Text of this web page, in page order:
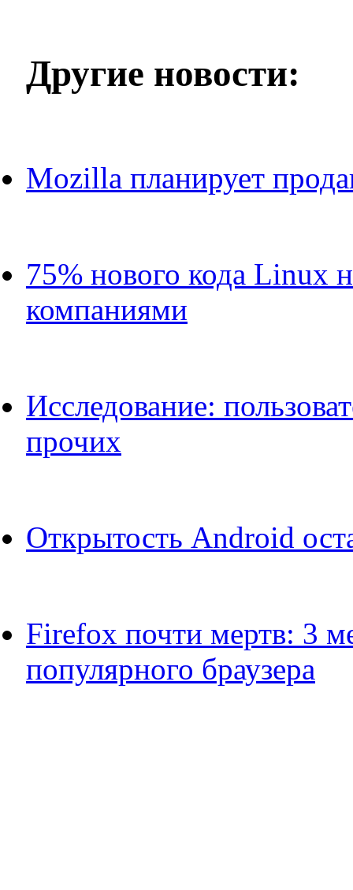
Другие новости:
Mozilla планирует
75% нового кода Linux
компаниями
Исследование:
прочих
Открытость Android
Firefox почти мертв: 3
популярного браузера